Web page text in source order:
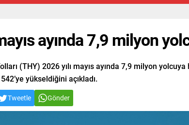
ayında 7,9 milyon
(THY) 2026 yılı mayıs ayında 7,9 milyon
542’ye yükseldiğini açıkladı.
Tweetle Gönder